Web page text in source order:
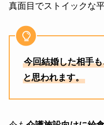
真面目でストイックな
今回結婚した相手
と思われます。